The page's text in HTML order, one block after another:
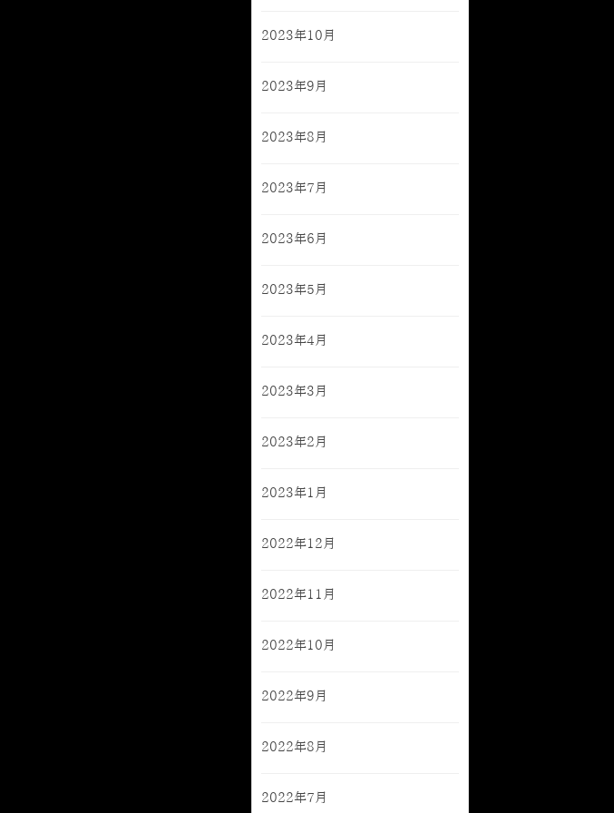
2023年10月
2023年9月
2023年8月
2023年7月
2023年6月
2023年5月
2023年4月
2023年3月
2023年2月
2023年1月
2022年12月
2022年11月
2022年10月
2022年9月
2022年8月
2022年7月